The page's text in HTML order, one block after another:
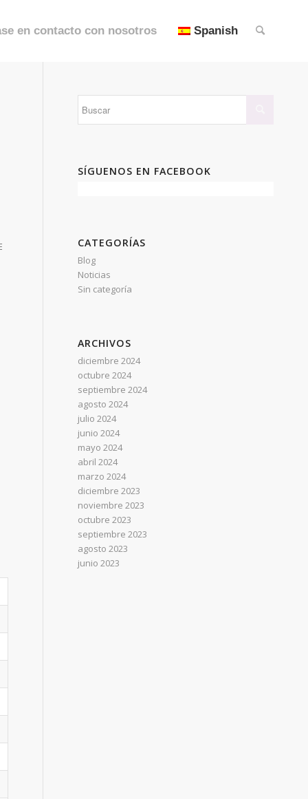
en contacto con nosotros Spanish
SÍGUENOS EN FACEBOOK
CATEGORÍAS
Blog
Noticias
Sin categoría
ARCHIVOS
diciembre 2024
octubre 2024
septiembre 2024
agosto 2024
julio 2024
junio 2024
mayo 2024
abril 2024
marzo 2024
diciembre 2023
noviembre 2023
octubre 2023
septiembre 2023
agosto 2023
junio 2023